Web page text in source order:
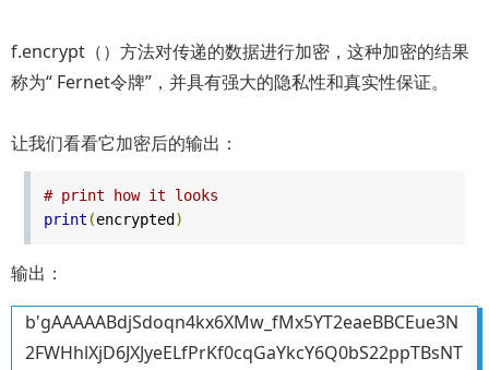
f.encrypt（）方法对传递的数据进行加密，这种加密的结果
称为“ Fernet令牌”，并具有强大的隐私性和真实性保证。
让我们看看它加密后的输出：
# print how it looks
print (encrypted )
输出：
b'gAAAAABdjSdoqn4kx6XMw_fMx5YT2eaeBBCEue3N
2FWHhlXjD6JXJyeELfPrKf0cqGaYkcY6Q0bS22ppTBsNT